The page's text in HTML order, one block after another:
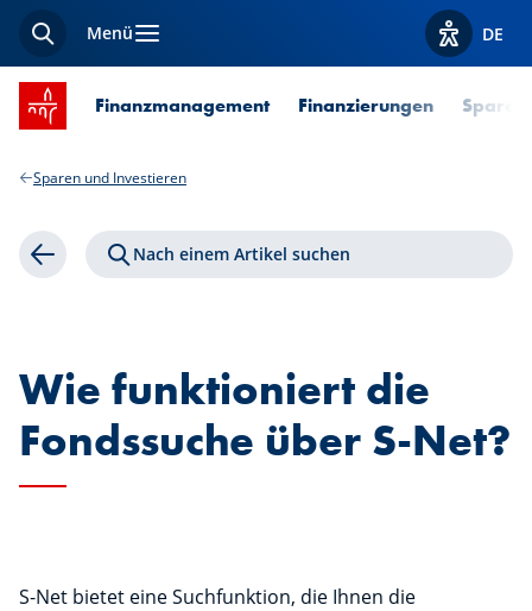
SucheMenü Optionen
DE
Startseite SPUERKEESS
Finanzmanagement Finanzierungen Sparen
Sparen und Investieren
Zurück Nach einem Artikel suchen
Wie funktioniert die
Fondssuche über S-Net?
S-Net bietet eine Suchfunktion, die Ihnen die